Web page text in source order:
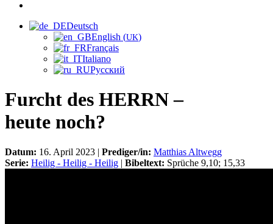
Deutsch
English (UK)
Français
Italiano
Русский
Furcht des HERRN –
heute noch?
Datum: 16. April 2023 | Prediger/in: Matthias Altwegg
Serie: Heilig - Heilig - Heilig | Bibeltext: Sprüche 9,10; 15,33